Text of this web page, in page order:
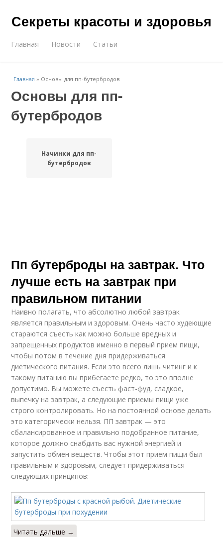
Секреты красоты и здоровья
Главная Новости Статьи
Главная » Основы для пп-бутербродов
Основы для пп-
бутербродов
Начинки для пп-
бутербродов
Пп бутерброды на завтрак. Что
лучше есть на завтрак при
правильном питании
Наивно полагать, что абсолютно любой завтрак
является правильным и здоровым. Очень часто худеющие
стараются съесть как можно больше вредных и
запрещенных продуктов именно в первый прием пищи,
чтобы потом в течение дня придерживаться
диетического питания. Если это всего лишь читинг и к
такому питанию вы прибегаете редко, то это вполне
допустимо. Вы можете съесть фаст-фуд, сладкое,
выпечку на завтрак, а следующие приемы пищи уже
строго контролировать. Но на постоянной основе делать
это категорически нельзя. ПП завтрак — это
сбалансированное и правильно подобранное питание,
которое должно снабдить вас нужной энергией и
запустить обмен веществ. Чтобы этот прием пищи был
правильным и здоровым, следует придерживаться
следующих принципов:
Читать дальше →